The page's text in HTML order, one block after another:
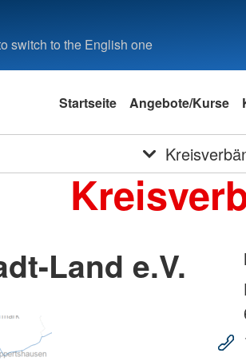
switch to the English one
Startseite Angebote/Kurse
Land e.V.